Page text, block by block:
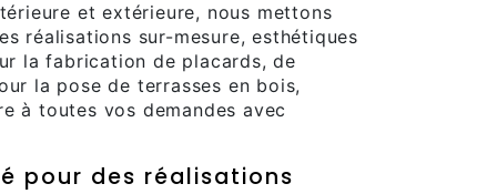
et extérieure, nous mettons
réalisations sur-mesure, esthétiques
la fabrication de placards, de
la pose de terrasses en bois,
à toutes vos demandes avec
pour des réalisations